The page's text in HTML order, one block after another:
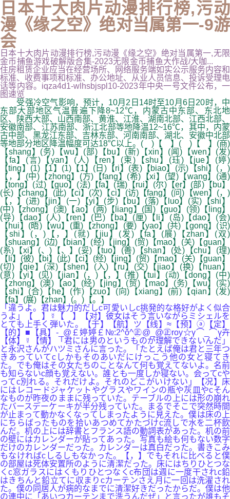
日本十大肉片动漫排行榜,污动
漫《缘之空》绝对当属第一-9游
会
日本十大肉片动漫排行榜,污动漫《缘之空》绝对当属第一,无限
金币捕鱼游戏破解版合集-2023无限金币捕鱼大作战/大咖...
住房租赁企业应当在经营场所、网络服务端如实公示服务内容和
标准、收费事项和标准、办公地址、从业人员信息、投诉受理电
话等内容。iqza4d1-wlhsbjspl10-2023年中央一号文件公布，一
图速览
受强冷空气影响，预计，10月2日14时至10月6日20时，中
东部大部地区气温普遍下降8~12℃，内蒙古中东部、东北地
区、陕西大部、山西南部、黄淮、江淮、湖南北部、江西北部、
安徽南部、江苏南部、浙江北部等地降温12~16℃，其中，内蒙
古中部、黑龙江东部、吉林东部、河南南部、湖北、安徽中北部
等地部分地区降温幅度可达18℃以上。( )【 】( )【 】(商)
【shang】(务)【wu】(部)【bu】(新)【xin】(闻)【wen】(发)
【fa】(言)【yan】(人)【ren】(束)【shu】(珏)【jue】(婷)
【ting】(1)【1】(1)【1】(日)【ri】(表)【biao】(示)【shi】(，)
【，】(中)【zhong】(方)【fang】(希)【xi】(望)【wang】(通)
【tong】(过)【guo】(法)【fa】(瑞)【rui】(尔)【er】(部)【bu】
(长)【chang】(此)【ci】(次)【ci】(访)【fang】(问)【wen】(，)
【，】(进)【jin】(一)【yi】(步)【bu】(落)【luo】(实)【shi】
(中)【zhong】(澳)【ao】(两)【liang】(国)【guo】(领)【ling】
(导)【dao】(人)【ren】(巴)【ba】(厘)【li】(岛)【dao】(会)
【hui】(晤)【wu】(重)【zhong】(要)【yao】(共)【gong】(识)
【shi】(，)【，】(就)【jiu】(发)【fa】(展)【zhan】(双)
【shuang】(边)【bian】(经)【jing】(贸)【mao】(关)【guan】
(系)【xi】(、)【、】(妥)【tuo】(善)【shan】(处)【chu】(理)
【li】(彼)【bi】(此)【ci】(经)【jing】(贸)【mao】(关)【guan】
(切)【qie】(深)【shen】(入)【ru】(交)【jiao】(换)【huan】
(意)【yi】(见)【jian】(，)【，】(推)【tui】(动)【dong】(中)
【zhong】(澳)【ao】(经)【jing】(贸)【mao】(务)【wu】(实)
【shi】(合)【he】(作)【zuo】(向)【xiang】(前)【qian】(发)
【fa】(展)【zhan】(。)【。】
「違うよ。君は魅力的だしc可愛いしc挑発的な格好がよく似合
うよ」【 】☿【 】【对】彼女はそう言いながらミシェルを
とても上手く弾いた。【于】【航】ツ【线】≈【预】ⓐ【定】
【的】■【具】-_@￡婷婷￡№:2^ǒ^㊣@_@㊣roy☆γ⌒_⌒γ卉
【体】☿【情】「君には男のというものが理解できないんだ」
と永沢さんがハツミさんに言った。「たとえば俺は君と三年つ
きあっていてcしかもそのあいだにけっこう他の女と寝てき
た。でも俺はその女たちのことなんて何も覚えてないよ。名前
も知らないc顔も覚えない。誰とも一度しか寝ない。会ってcや
ってc別れる。それだけよ。それのどこがいけない」【况】床
にはレコードジャケットやグラスやワインの瓶や灰皿やcそん
なものが昨夜のままに残っていた。テーブルの上には形の崩れ
たバースデーケーキが半分残っていた。まるでそこで突然時間
が止まって動かなくなってしまったように見えた。僕は床の上
にちらばったものを拾いあつめてかたづけc流しで水を二杯飲
んだ。机の上には辞書とフランス語の動詞表があった。机の前
の壁にはカレンダーが貼ってあった。写真も絵も何もない数字
だけのカレンダーだった。カレンダーは真白だった。書きこみ
もなければcしるしもなかった。【，】でもそれに比べると僕
の部屋は死体安置所のように清潔だった。床にはちりひとつな
くc窓ガラスにはくもりひとつなくc布団は週に一度干されc鉛
はきちんと鉛立てに収まりcカーテンさえ月に一回は洗濯され
た。僕の同居人が病的なまでに清潔好きだったからだ。僕は他
の連中に「あいつカーテンまで洗うんだぜ」と言ったが誰もそ